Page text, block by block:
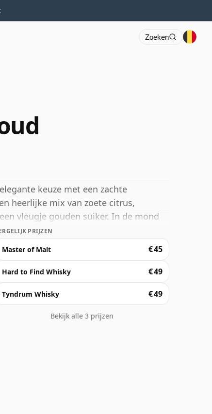
Zoeken
keuze met een zachte
heerlijke mix van zoete citrus,
vleugje gouden suiker. In de mond
en een vleugje kaneel. Gerijpt in
en ex-bourbon.
PRIJZEN
Master of Malt € 45
Hard to Find Whisky € 49
Tyndrum Whisky € 49
Bekijk alle 3 prijzen